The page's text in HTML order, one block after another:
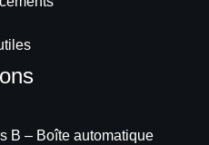
B – Boîte automatique